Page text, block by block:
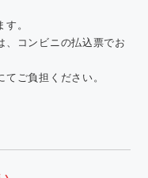
。
、コンビニの払込票でお
ご負担ください。